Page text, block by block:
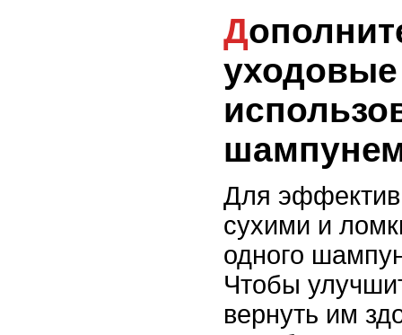
Дополнительные
уходовые
Для
сухими и
одного
Чтобы
вернуть им